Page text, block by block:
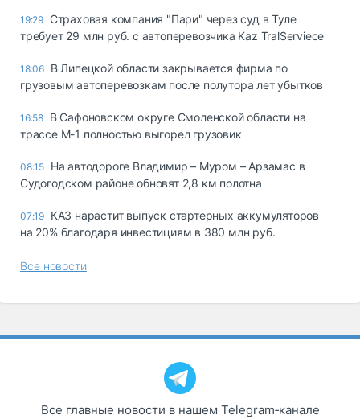
19:29 Страховая компания "Пари" через суд в Туле
требует 29 млн руб. с автоперевозчика Kaz TralServiece
18:06 В Липецкой области закрывается фирма по
грузовым автоперевозкам после полутора лет убытков
16:58 В Сафоновском округе Смоленской области на
трассе М-1 полностью выгорел грузовик
08:15 На автодороге Владимир – Муром – Арзамас в
Судогодском районе обновят 2,8 км полотна
07:19 КАЗ нарастит выпуск стартерных аккумуляторов
на 20% благодаря инвестициям в 380 млн руб.
Все новости
Все главные новости в нашем Telegram‑канале